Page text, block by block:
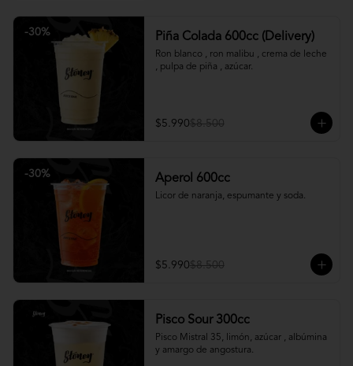
-30% Piña Colada 600cc (Delivery)
Ron blanco , ron malibu , crema de leche
, pulpa de piña , azúcar.
$5.990$8.500
-30% Aperol 600cc
Licor de naranja, espumante y soda.
$5.990$8.500
Pisco Sour 300cc
Pisco Mistral 35, limón, azúcar , albúmina
y amargo de angostura.